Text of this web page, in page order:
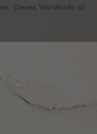
Dieses Wandmotiv ist